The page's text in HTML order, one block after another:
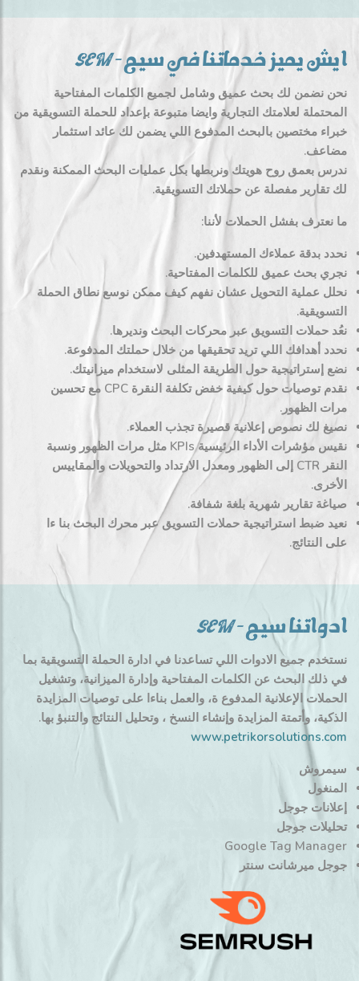
ايش يميز خدماتنا في سيم – SEM
نحن نضمن لك بحث عميق وشامل لجميع الكلمات المفتاحية
المحتملة لعلامتك التجارية وايضا متبوعة بإعداد للحملة التسويقية من
خبراء مختصين بالبحث المدفوع اللي يضمن لك عائد استثمار
مضاعف.
ندرس بعمق روح هويتك ونربطها بكل عمليات البحث الممكنة ونقدم
لك تقارير مفصلة عن حملاتك التسويقية.
ما نعترف بفشل الحملات لأننا:
نحدد بدقة عملاءك المستهدفين.
نجري بحث عميق للكلمات المفتاحية.
نحلل عملية التحويل عشان نفهم كيف ممكن نوسع نطاق الحملة
التسويقية.
نعُد حملات التسويق عبر محركات البحث ونديرها.
نحدد أهدافك اللي تريد تحقيقها من خلال حملتك المدفوعة.
نضع إستراتيجية حول الطريقة المثلى لاستخدام ميزانيتك.
نقدم توصيات حول كيفية خفض تكلفة النقرة CPC مع تحسين
مرات الظهور.
نصيغ لك نصوص إعلانية قصيرة تجذب العملاء.
نقيس مؤشرات الأداء الرئيسية KPIs مثل مرات الظهور ونسبة
النقر CTR إلى الظهور ومعدل الارتداد والتحويلات والمقاييس
الأخرى.
صياغة تقارير شهرية بلغة شفافة.
نعيد ضبط استراتيجية حملات التسويق عبر محرك البحث بنا ءا
على النتائج.
ادواتنا سيم – SEM
نستخدم جميع الادوات اللي تساعدنا في ادارة الحملة التسويقية بما
في ذلك البحث عن الكلمات المفتاحية وإدارة الميزانية، وتشغيل
الحملات الإعلانية المدفوع ة، والعمل بناءا على توصيات المزايدة
الذكية، وأتمتة المزايدة وإنشاء النسخ ، وتحليل النتائج والتنبؤ بها.
www.petrikorsolutions.com
سيمروش
المنغول
إعلانات جوجل
تحليلات جوجل
Google Tag Manager
جوجل ميرشانت سنتر